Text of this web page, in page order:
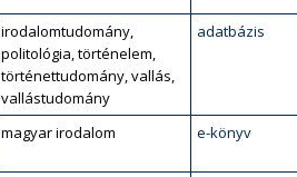
irodalomtudomány,
politológia, történelem,
történettudomány, vallás,
vallástudomány
adatbázis
magyar irodalom e-könyv